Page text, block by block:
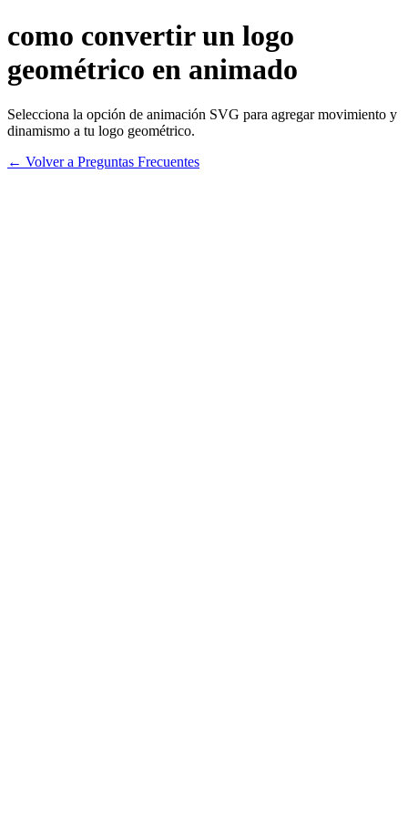
como convertir un logo
geométrico en animado
Selecciona la opción de animación SVG para agregar movimiento y
dinamismo a tu logo geométrico.
← Volver a Preguntas Frecuentes